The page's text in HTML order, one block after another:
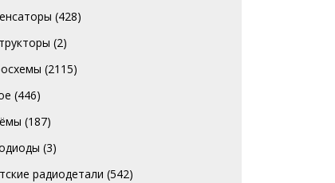
(428)
(2)
(2115)
(446)
(187)
(3)
радиодетали (542)